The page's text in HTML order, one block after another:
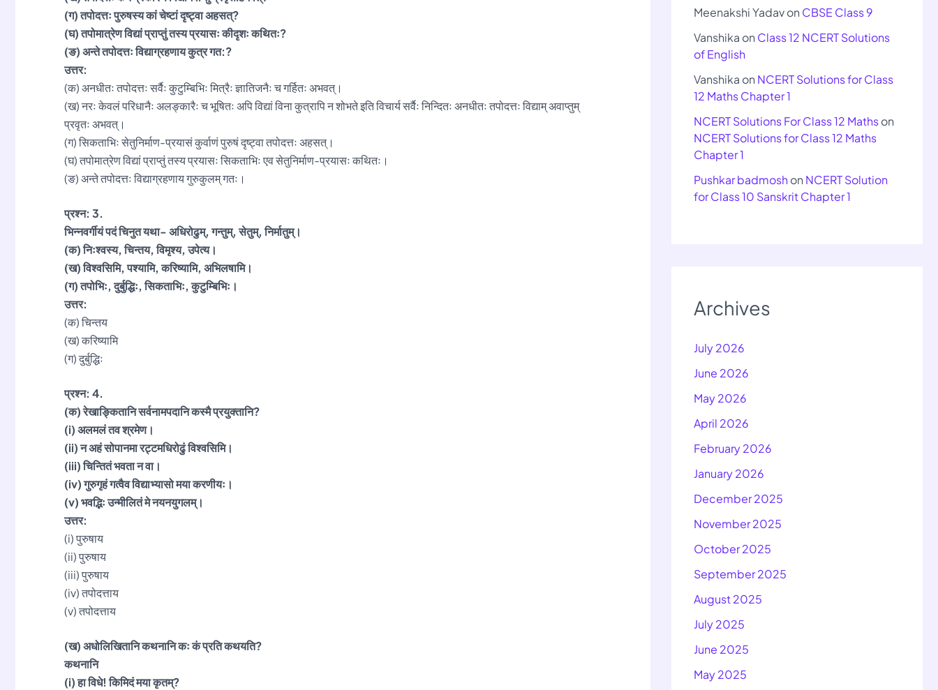
(ग) तपोदत्तः पुरुषस्य कां चेष्टां दृष्ट्वा अहसत्?
(घ) तपोमात्रेण विद्यां प्राप्तुं तस्य प्रयासः कीदृशः कथितः?
(ङ) अन्ते तपोदत्तः विद्याग्रहणाय कुत्र गत:?
उत्तर:
(क) अनधीतः तपोदत्तः सर्वैः कुटुम्बिभिः मित्रैः ज्ञातिजनैः च गर्हितः अभवत्।
(ख) नरः केवलं परिधानैः अलङ्कारैः च भूषितः अपि विद्यां विना कुत्रापि न शोभते इति विचार्य सर्वैः निन्दितः अनधीतः तपोदत्तः विद्याम् अवाप्तुम्
प्रवृतः अभवत्।
(ग) सिकताभिः सेतुनिर्माण-प्रयासं कुर्वाणं पुरुषं दृष्ट्वा तपोदत्तः अहसत्।
(घ) तपोमात्रेण विद्यां प्राप्तुं तस्य प्रयासः सिकताभिः एव सेतुनिर्माण-प्रयासः कथितः।
(ङ) अन्ते तपोदत्तः विद्याग्रहणाय गुरुकुलम् गतः।
प्रश्न: 3.
भिन्नवर्गीयं पदं चिनुत यथा- अधिरोढुम्, गन्तुम्, सेतुम्, निर्मातुम्।
(क) निःश्वस्य, चिन्तय, विमृश्य, उपेत्य।
(ख) विश्वसिमि, पश्यामि, करिष्यामि, अभिलषामि।
(ग) तपोभिः, दुर्बुद्धिः, सिकताभिः, कुटुम्बिभिः।
उत्तर:
(क) चिन्तय
(ख) करिष्यामि
(ग) दुर्बुद्धिः
प्रश्न: 4.
(क) रेखाङ्कितानि सर्वनामपदानि कस्मै प्रयुक्तानि?
(i) अलमलं तव श्रमेण।
(ii) न अहं सोपानमा रट्टमधिरोढुं विश्वसिमि।
(iii) चिन्तितं भवता न वा।
(iv) गुरुगृहं गत्वैव विद्याभ्यासो मया करणीयः।
(v) भवद्भिः उन्मीलितं मे नयनयुगलम्।
उत्तर:
(i) पुरुषाय
(ii) पुरुषाय
(iii) पुरुषाय
(iv) तपोदत्ताय
(v) तपोदत्ताय
(ख) अधोलिखितानि कथनानि कः कं प्रति कथयति?
कथनानि
(i) हा विधे! किमिदं मया कृतम्?
Meenakshi Yadavon CBSE Class 9
Vanshika on Class 12 NCERT Solutions
of English
Vanshika on NCERT Solutions for Class
12 Maths Chapter 1
NCERT Solutions For Class 12 Mathson
NCERT Solutions for Class 12 Maths
Chapter 1
Pushkar badmoshon NCERT Solution
for Class 10 Sanskrit Chapter 1
Archives
July 2026
June 2026
May 2026
April 2026
February 2026
January 2026
December 2025
November 2025
October 2025
September 2025
August 2025
July 2025
June 2025
May 2025